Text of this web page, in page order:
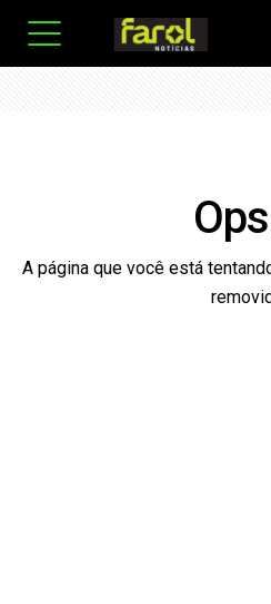
A página que você está